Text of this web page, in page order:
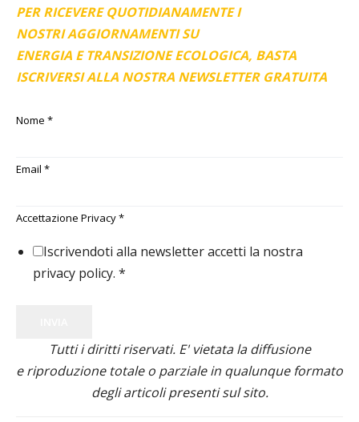
PER RICEVERE QUOTIDIANAMENTE I
NOSTRI AGGIORNAMENTI SU
ENERGIA E TRANSIZIONE ECOLOGICA, BASTA
ISCRIVERSI ALLA NOSTRA NEWSLETTER GRATUITA
Nome *
Email *
Accettazione Privacy*
Iscrivendoti alla newsletter accetti la nostra
privacy policy. *
Tutti i diritti riservati. E' vietata la diffusione
e riproduzione totale o parziale in qualunque formato
degli articoli presenti sul sito.